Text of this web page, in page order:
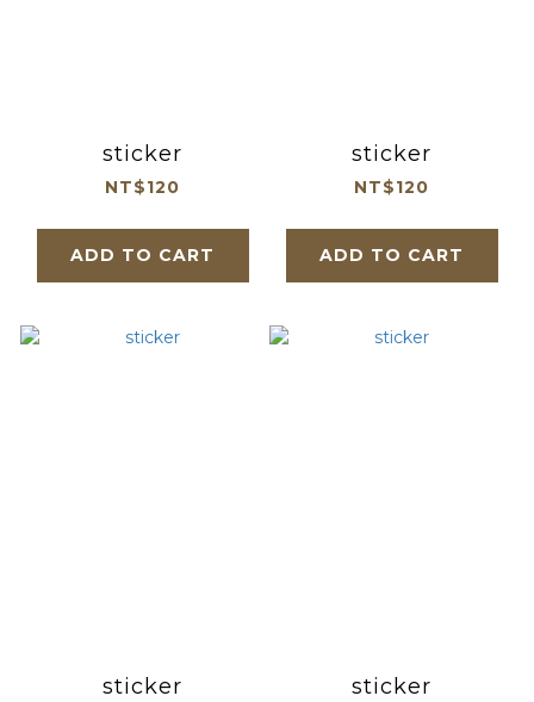
sticker
NT$120
ADD TO CART
sticker
NT$120
ADD TO CART
sticker sticker